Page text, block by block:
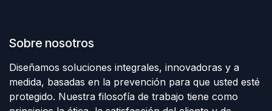
Sobre nosotros
Diseñamos soluciones integrales, innovadoras y a
medida, basadas en la prevención para que usted esté
protegido. Nuestra filosofía de trabajo tiene como